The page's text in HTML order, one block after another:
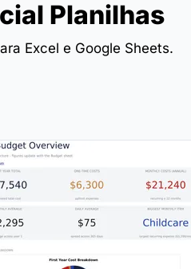
Planilhas
Excel e Google Sheets.